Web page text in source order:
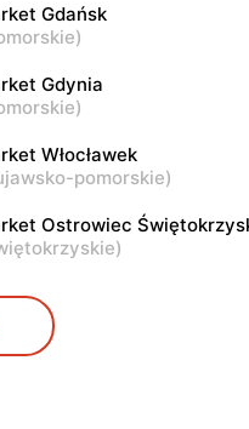
ul. Tadeusza
8
Gdańsk
)
Gdynia
)
Włocławek
pomorskie)
Ostrowiec
)